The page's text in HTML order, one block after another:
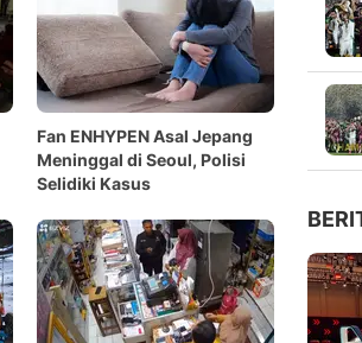
Fan ENHYPEN Asal Jepang
Meninggal di Seoul, Polisi
Selidiki Kasus